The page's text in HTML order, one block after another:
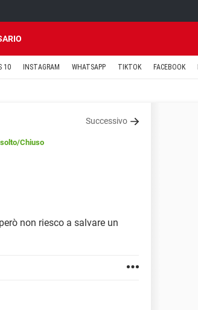
10 INSTAGRAM WHATSAPP TIKTOK FACEBOOK
Successivo
/Chiuso
non riesco a salvare un